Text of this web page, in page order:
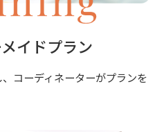
イドプラン
コーディネーターがプランを